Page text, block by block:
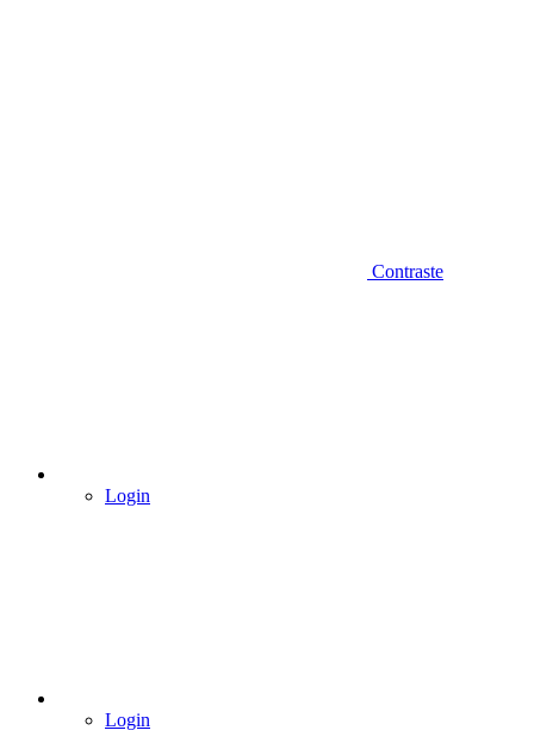
Contraste
Login
Login